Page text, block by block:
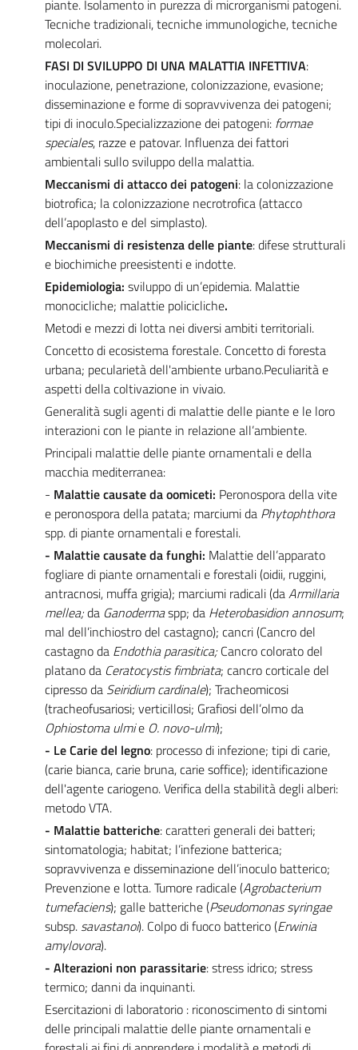
piante. Isolamento in purezza di microrganismi patogeni.
Tecniche tradizionali, tecniche immunologiche, tecniche
molecolari.
FASI DI SVILUPPO DI UNA MALATTIA INFETTIVA:
inoculazione, penetrazione, colonizzazione, evasione;
disseminazione e forme di sopravvivenza dei patogeni;
tipi di inoculo.Specializzazione dei patogeni: formae
speciales, razze e patovar. Influenza dei fattori
ambientali sullo sviluppo della malattia.
Meccanismi di attacco dei patogeni: la colonizzazione
biotrofica; la colonizzazione necrotrofica (attacco
dell’apoplasto e del simplasto).
Meccanismi di resistenza delle piante: difese strutturali
e biochimiche preesistenti e indotte.
Epidemiologia: sviluppo di un’epidemia. Malattie
monocicliche; malattie policicliche.
Metodi e mezzi di lotta nei diversi ambiti territoriali.
Concetto di ecosistema forestale. Concetto di foresta
urbana; pecularietà dell'ambiente urbano.Peculiarità e
aspetti della coltivazione in vivaio.
Generalità sugli agenti di malattie delle piante e le loro
interazioni con le piante in relazione all’ambiente.
Principali malattie delle piante ornamentali e della
macchia mediterranea:
- Malattie causate da oomiceti: Peronospora della vite
e peronospora della patata; marciumi da Phytophthora
spp. di piante ornamentali e forestali.
- Malattie causate da funghi: Malattie dell’apparato
fogliare di piante ornamentali e forestali (oidii, ruggini,
antracnosi, muffa grigia); marciumi radicali (daArmillaria
mellea;da Ganodermaspp; da Heterobasidion annosum;
mal dell’inchiostro del castagno); cancri (Cancro del
castagno da Endothia parasitica;Cancro colorato del
platano da Ceratocystis fimbriata; cancro corticale del
cipresso da Seiridium cardinale); Tracheomicosi
(tracheofusariosi; verticillosi; Grafiosi dell’olmo da
Ophiostoma ulmie O. novo-ulmi);
- Le Carie del legno: processo di infezione; tipi di carie,
(carie bianca, carie bruna, carie soffice); identificazione
dell'agente cariogeno. Verifica della stabilità degli alberi:
metodo VTA.
- Malattie batteriche: caratteri generali dei batteri;
sintomatologia; habitat; l’infezione batterica;
sopravvivenza e disseminazione dell’inoculo batterico;
Prevenzione e lotta. Tumore radicale (Agrobacterium
tumefaciens); galle batteriche (Pseudomonas syringae
subsp. savastanoi). Colpo di fuoco batterico (Erwinia
amylovora).
- Alterazioni non parassitarie: stress idrico; stress
termico; danni da inquinanti.
Esercitazioni di laboratorio : riconoscimento di sintomi
delle principali malattie delle piante ornamentali e